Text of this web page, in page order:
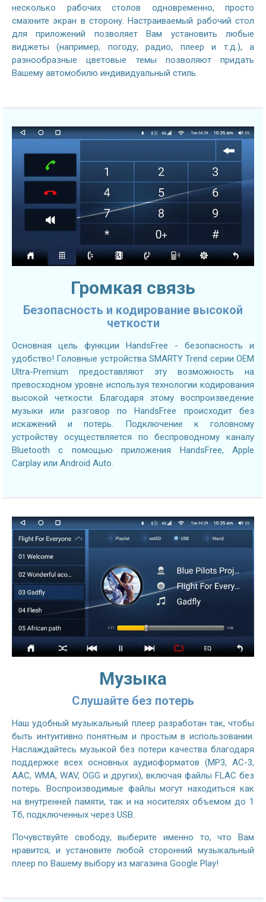
несколько рабочих столов одновременно, просто
смахните экран в сторону. Настраиваемый рабочий стол
для приложений позволяет Вам установить любые
виджеты (например, погоду, радио, плеер и т.д.), а
разнообразные цветовые темы позволяют придать
Вашему автомобилю индивидуальный стиль.
Громкая связь
Безопасность и кодирование высокой
четкости
Основная цель функции HandsFree - безопасность и
удобство! Головные устройства SMARTY Trend серии OEM
Ultra-Premium предоставляют эту возможность на
превосходном уровне используя технологии кодирования
высокой четкости. Благодаря этому воспроизведение
музыки или разговор по HandsFree происходит без
искажений и потерь. Подключение к головному
устройству осуществляется по беспроводному каналу
Bluetooth с помощью приложения HandsFree, Apple
Carplay или Android Auto.
Музыка
Слушайте без потерь
Наш удобный музыкальный плеер разработан так, чтобы
быть интуитивно понятным и простым в использовании.
Наслаждайтесь музыкой без потери качества благодаря
поддержке всех основных аудиоформатов (MP3, AC-3,
AAC, WMA, WAV, OGG и других), включая файлы FLAC без
потерь. Воспроизводимые файлы могут находиться как
на внутренней памяти, так и на носителях объемом до 1
Тб, подключенных через USB.
Почувствуйте свободу, выберите именно то, что Вам
нравится, и установите любой сторонний музыкальный
плеер по Вашему выбору из магазина Google Play!